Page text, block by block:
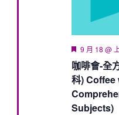
咖啡會-全
科) Coffee
Subjects)
Featured
9 月 18 @